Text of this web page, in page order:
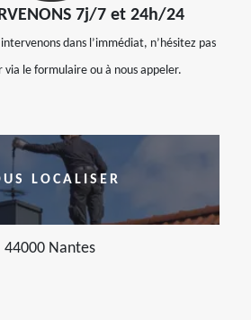
7j/7 et 24h/24
dans l’immédiat, n’hésitez pas
via le formulaire ou à nous appeler.
LOCALISER
44000 Nantes